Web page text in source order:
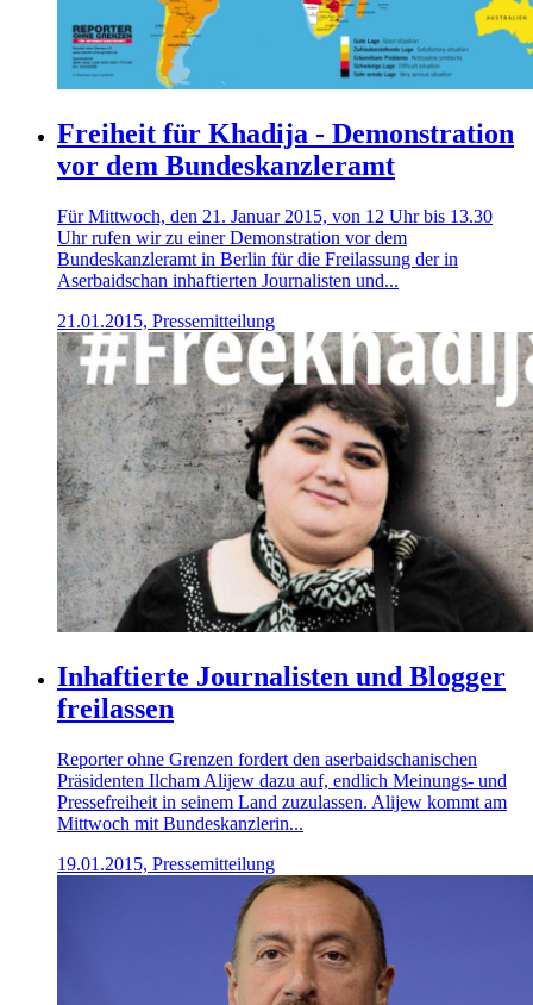
Freiheit für Khadija - Demonstration
vor dem Bundeskanzleramt
Für Mittwoch, den 21. Januar 2015, von 12 Uhr bis 13.30
Uhr rufen wir zu einer Demonstration vor dem
Bundeskanzleramt in Berlin für die Freilassung der in
Aserbaidschan inhaftierten Journalisten und...
21.01.2015, Pressemitteilung
Inhaftierte Journalisten und Blogger
freilassen
Reporter ohne Grenzen fordert den aserbaidschanischen
Präsidenten Ilcham Alijew dazu auf, endlich Meinungs- und
Pressefreiheit in seinem Land zuzulassen. Alijew kommt am
Mittwoch mit Bundeskanzlerin...
19.01.2015, Pressemitteilung